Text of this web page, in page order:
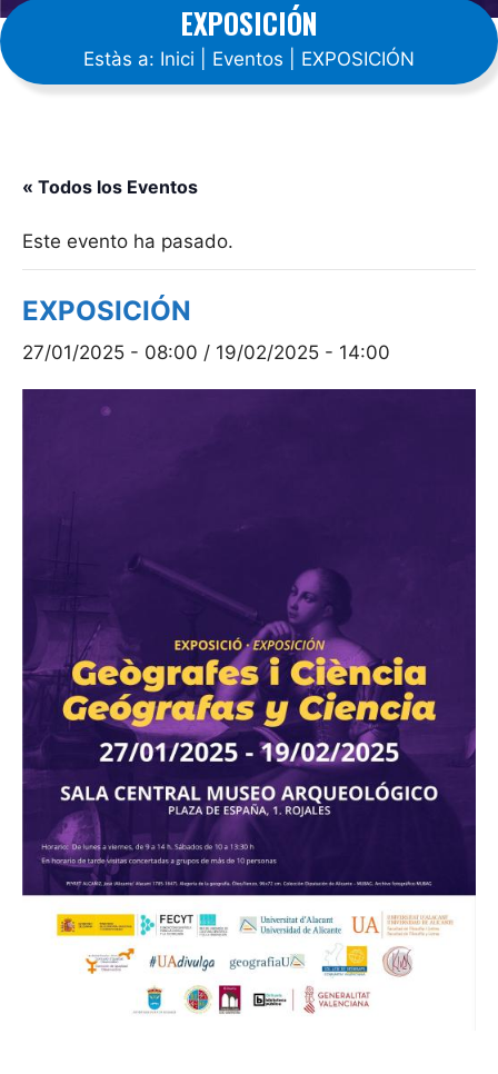
EXPOSICIÓN
Estàs a: Inici Eventos EXPOSICIÓN
« Todos los Eventos
Este evento ha pasado.
EXPOSICIÓN
27/01/2025 - 08:00 / 19/02/2025 - 14:00